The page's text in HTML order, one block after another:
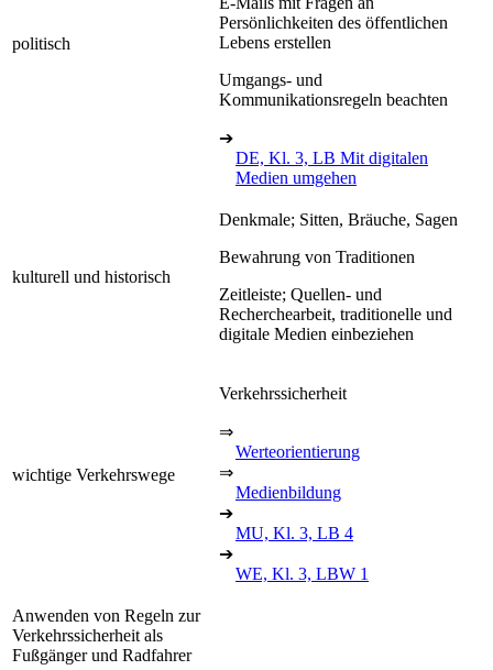
politisch
Persönlichkeiten des öffentlichen
Lebens erstellen
Umgangs- und
Kommunikationsregeln beachten
➔
DE, Kl. 3, LB Mit digitalen
Medien umgehen
kulturell und historisch
Denkmale; Sitten, Bräuche, Sagen
Bewahrung von Traditionen
Zeitleiste; Quellen- und
Recherchearbeit, traditionelle und
digitale Medien einbeziehen
wichtige Verkehrswege
Verkehrssicherheit
⇒
Werteorientierung
⇒
Medienbildung
➔
MU, Kl. 3, LB 4
➔
WE, Kl. 3, LBW 1
Anwenden von Regeln zur
Verkehrssicherheit als
Fußgänger und Radfahrer